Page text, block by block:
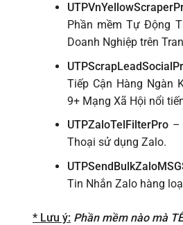
Phần mềm Tự Động
Doanh Nghiệp trên
Tiếp Cận Hàng Ngàn
9+ Mạng Xã Hội nổi
UTPZaloTelFilterPro–
Thoại sử dụng Zalo.
Tin Nhắn Zalo hàng
* Lưu ý: Phần mềm nào mà